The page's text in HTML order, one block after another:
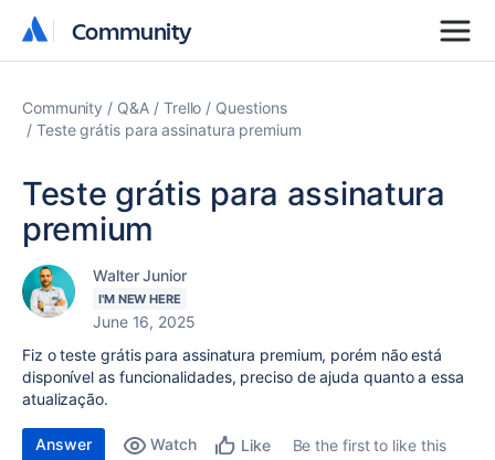
Community
Community
Community Q&A Trello
Questions
Teste grátis para assinatura premium
Teste grátis para assinatura
premium
Walter Junior
I'M NEW HERE
June 16, 2025
Fiz o teste grátis para assinatura premium, porém não está
disponível as funcionalidades, preciso de ajuda quanto a essa
atualização.
Answer Watch Like
Be the first to like this